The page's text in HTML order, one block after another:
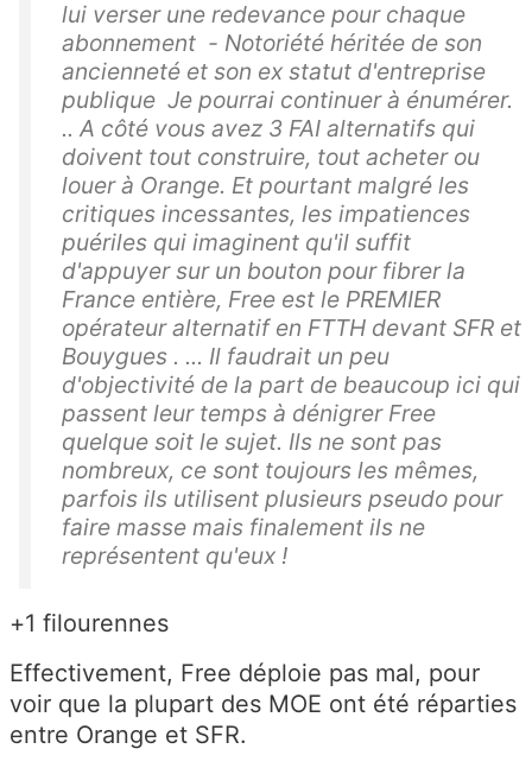
lui verser une redevance pour chaque
abonnement - Notoriété héritée de son
ancienneté et son ex statut d'entreprise
publique Je pourrai continuer à énumérer.
.. A côté vous avez 3 FAI alternatifs qui
doivent tout construire, tout acheter ou
louer à Orange. Et pourtant malgré les
critiques incessantes, les impatiences
puériles qui imaginent qu'il suffit
d'appuyer sur un bouton pour fibrer la
France entière, Free est le PREMIER
opérateur alternatif en FTTH devant SFR et
Bouygues . ... Il faudrait un peu
d'objectivité de la part de beaucoup ici qui
passent leur temps à dénigrer Free
quelque soit le sujet. Ils ne sont pas
nombreux, ce sont toujours les mêmes,
parfois ils utilisent plusieurs pseudo pour
faire masse mais finalement ils ne
représentent qu'eux !
+1 filourennes
Effectivement, Free déploie pas mal, pour
voir que la plupart des MOE ont été réparties
entre Orange et SFR.